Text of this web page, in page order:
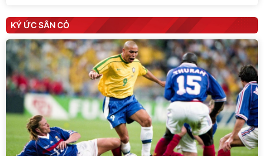
KÝ ỨC SÂN CỎ